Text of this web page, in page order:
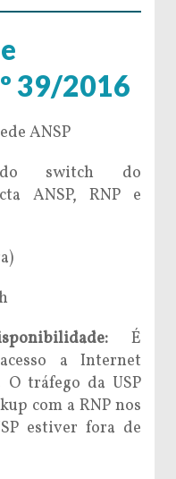
39/2016
ANSP
switch do
ANSP, RNP e
É
a Internet
tráfego da USP
com a RNP nos
estiver fora de